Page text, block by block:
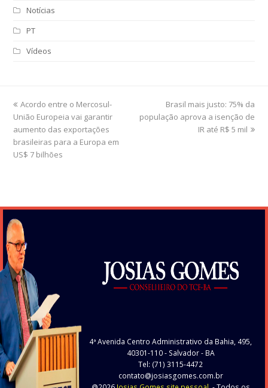
Notícias
PT
Vídeos
previous
post:
Acordo entre o Mercosul-
União Europeia vai garantir
aumento das exportações
brasileiras para a Europa em
US$ 7 bilhões
next
post:
Brasil mais justo: 75% da
população aprova a isenção de
IR até R$ 5 mil
4ª Avenida Centro Administrativo da Bahia, 495,
40301-110- Salvador - BA
Tel: (71) 3115-4472
contato@josiasgomes.com.br